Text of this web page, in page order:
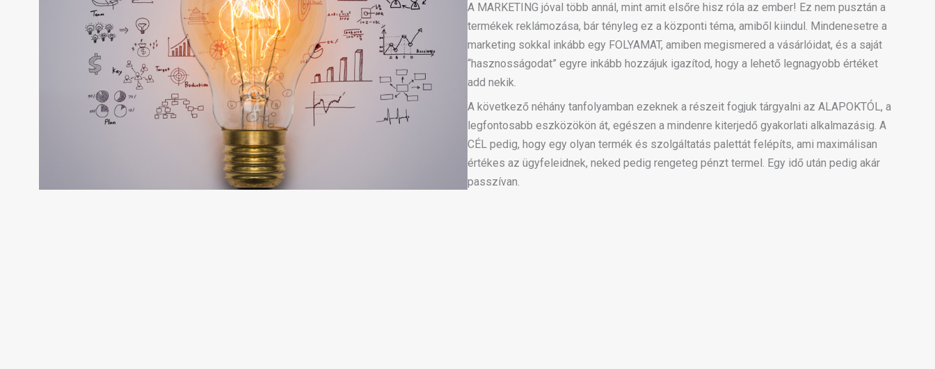
A MARKETING jóval több annál, mint amit elsőre hisz róla az ember! Ez nem pusztán a
termékek reklámozása, bár tényleg ez a központi téma, amiből kiindul. Mindenesetre a
marketing sokkal inkább egy FOLYAMAT, amiben megismered a vásárlóidat, és a saját
“hasznosságodat” egyre inkább hozzájuk igazítod, hogy a lehető legnagyobb értéket
add nekik.
A következő néhány tanfolyamban ezeknek a részeit fogjuk tárgyalni az ALAPOKTÓL, a
legfontosabb eszközökön át, egészen a mindenre kiterjedő gyakorlati alkalmazásig. A
CÉL pedig, hogy egy olyan termék és szolgáltatás palettát felépíts, ami maximálisan
értékes az ügyfeleidnek, neked pedig rengeteg pénzt termel. Egy idő után pedig akár
passzívan.